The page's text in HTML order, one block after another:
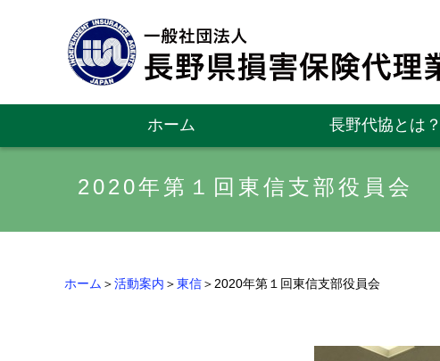
ホーム 長野代協とは？
2020年第１回東信支部役員会
ホーム ＞活動案内 ＞東信＞2020年第１回東信支部役員会